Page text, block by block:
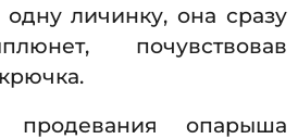
одну личинку, она сразу
почувствовав
продевания опарыша